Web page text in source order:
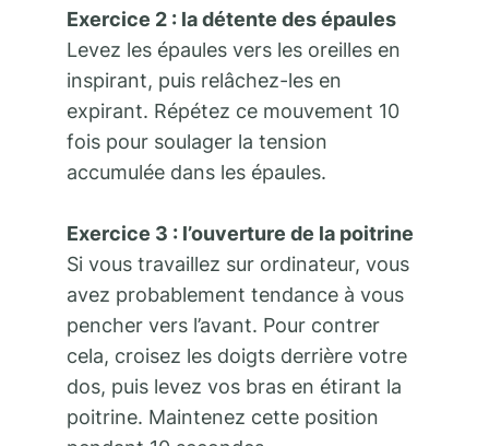
Exercice 2 : la détente des épaules
Levez les épaules vers les oreilles en
inspirant, puis relâchez-les en
expirant. Répétez ce mouvement 10
fois pour soulager la tension
accumulée dans les épaules.
Exercice 3 : l’ouverture de la poitrine
Si vous travaillez sur ordinateur, vous
avez probablement tendance à vous
pencher vers l’avant. Pour contrer
cela, croisez les doigts derrière votre
dos, puis levez vos bras en étirant la
poitrine. Maintenez cette position